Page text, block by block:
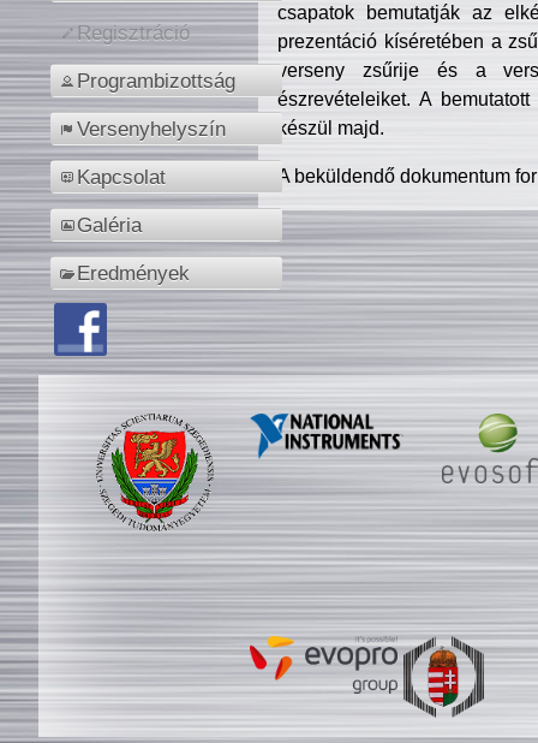
Regisztráció
Programbizottság
Versenyhelyszín
Kapcsolat
Galéria
Eredmények
csapatok bemutatják az
prezentáció kíséretében a
verseny zsűrije és a
észrevételeiket. A
készül majd.
A beküldendő dokumentum